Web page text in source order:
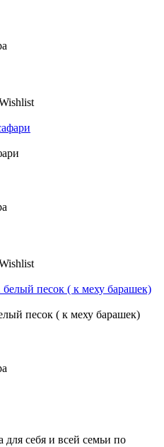
песок ( к меху барашек)
для себя и всей семьи по